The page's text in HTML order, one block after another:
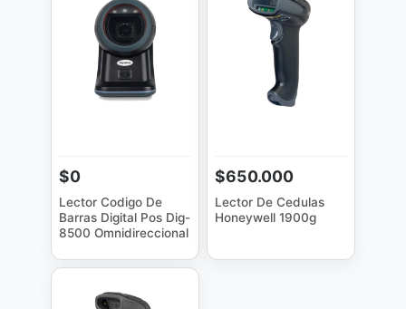
$0
Lector Codigo De
Barras Digital Pos Dig-
8500 Omnidireccional
$650.000
Lector De Cedulas
Honeywell 1900g